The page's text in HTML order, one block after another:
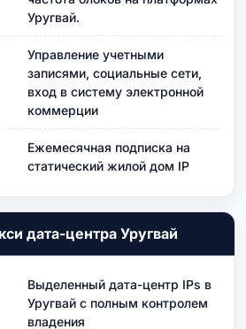
Уругвай.
Управление учетными
записями, социальные сети,
вход в систему электронной
коммерции
Ежемесячная подписка на
статический жилой дом IP
дата-центра Уругвай
Выделенный дата-центр IPs в
Уругвай с полным контролем
владения